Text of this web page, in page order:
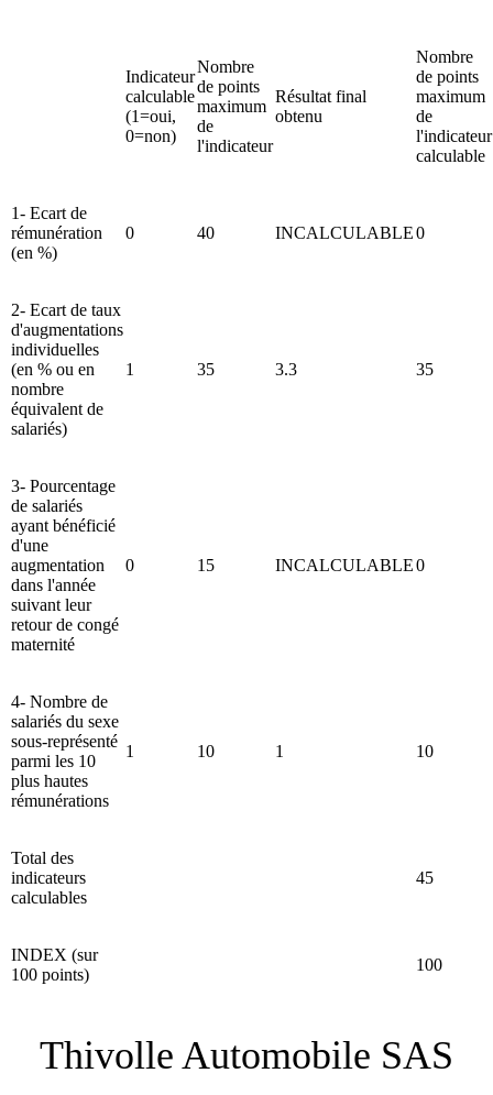
Indicateur
calculable
(1=oui,
0=non)
Nombre
de points
maximum
de
l'indicateur
Résultat final
obtenu
Nombre
de points
maximum
de
l'indicateur
calculable
1- Ecart de
rémunération
(en %)
0 40 INCALCULABLE0
2- Ecart de taux
d'augmentations
individuelles
(en % ou en
nombre
équivalent de
salariés)
1 35 3.3 35
3- Pourcentage
de salariés
ayant bénéficié
d'une
augmentation
dans l'année
suivant leur
retour de congé
maternité
0 15 INCALCULABLE0
4- Nombre de
salariés du sexe
sous-représenté
parmi les 10
plus hautes
rémunérations
1 10 1 10
Total des
indicateurs
calculables
45
INDEX (sur
100 points)
100
Thivolle Automobile SAS